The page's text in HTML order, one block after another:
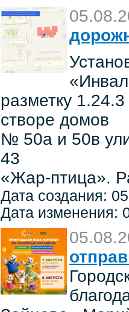
разметку
створе домов
№ 50а и 50в
43
«Жар-птица».
Дата создания:
Дата изменения: